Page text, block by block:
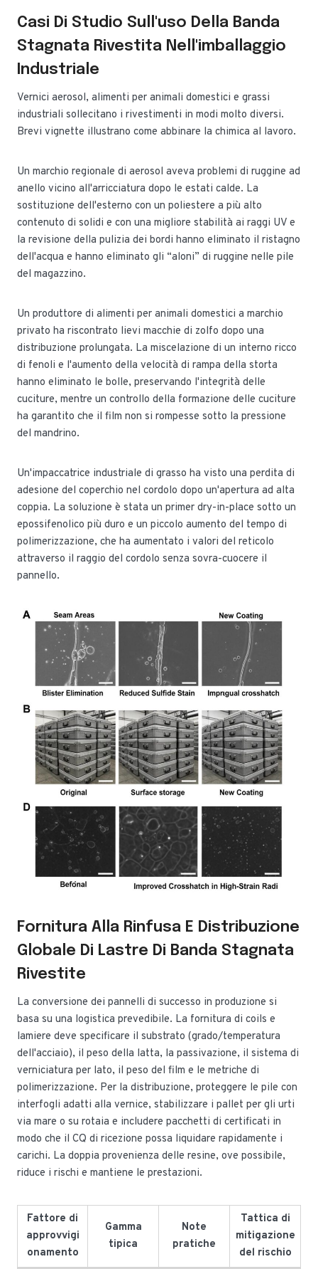
Casi Di Studio Sull'uso Della Banda
Stagnata Rivestita Nell'imballaggio
Industriale
Vernici aerosol, alimenti per animali domestici e grassi
industriali sollecitano i rivestimenti in modi molto diversi.
Brevi vignette illustrano come abbinare la chimica al lavoro.
Un marchio regionale di aerosol aveva problemi di ruggine ad
anello vicino all'arricciatura dopo le estati calde. La
sostituzione dell'esterno con un poliestere a più alto
contenuto di solidi e con una migliore stabilità ai raggi UV e
la revisione della pulizia dei bordi hanno eliminato il ristagno
dell'acqua e hanno eliminato gli “aloni” di ruggine nelle pile
del magazzino.
Un produttore di alimenti per animali domestici a marchio
privato ha riscontrato lievi macchie di zolfo dopo una
distribuzione prolungata. La miscelazione di un interno ricco
di fenoli e l'aumento della velocità di rampa della storta
hanno eliminato le bolle, preservando l'integrità delle
cuciture, mentre un controllo della formazione delle cuciture
ha garantito che il film non si rompesse sotto la pressione
del mandrino.
Un'impaccatrice industriale di grasso ha visto una perdita di
adesione del coperchio nel cordolo dopo un'apertura ad alta
coppia. La soluzione è stata un primer dry-in-place sotto un
epossifenolico più duro e un piccolo aumento del tempo di
polimerizzazione, che ha aumentato i valori del reticolo
attraverso il raggio del cordolo senza sovra-cuocere il
pannello.
Fornitura Alla Rinfusa E Distribuzione
Globale Di Lastre Di Banda Stagnata
Rivestite
La conversione dei pannelli di successo in produzione si
basa su una logistica prevedibile. La fornitura di coils e
lamiere deve specificare il substrato (grado/temperatura
dell'acciaio), il peso della latta, la passivazione, il sistema di
verniciatura per lato, il peso del film e le metriche di
polimerizzazione. Per la distribuzione, proteggere le pile con
interfogli adatti alla vernice, stabilizzare i pallet per gli urti
via mare o su rotaia e includere pacchetti di certificati in
modo che il CQ di ricezione possa liquidare rapidamente i
carichi. La doppia provenienza delle resine, ove possibile,
riduce i rischi e mantiene le prestazioni.
Fattore di
approvvigi
onamento
Gamma
tipica
Note
pratiche
Tattica di
mitigazione
del rischio